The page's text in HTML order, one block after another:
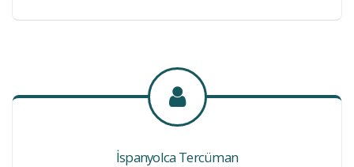
İspanyolca Tercüman